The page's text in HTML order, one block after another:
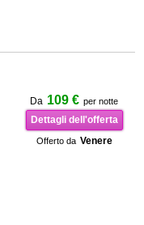
Da 109 € per notte
Dettagli dell'offerta
Offerto da Venere